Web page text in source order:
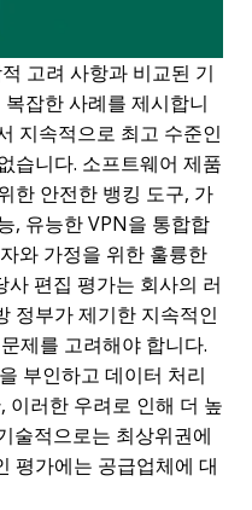
고려 사항과 비교된 기
잡한 사례를 제시합니
지속적으로 최고 수준인
습니다. 소프트웨어 제품
한 안전한 뱅킹 도구, 가
, 유능한 VPN을 통합합
와 가정을 위한 훌륭한
편집 평가는 회사의 러
정부가 제기한 지속적인
제를 고려해야 합니다.
부인하고 데이터 처리
이러한 우려로 인해 더 높
술적으로는 최상위권에
평가에는 공급업체에 대